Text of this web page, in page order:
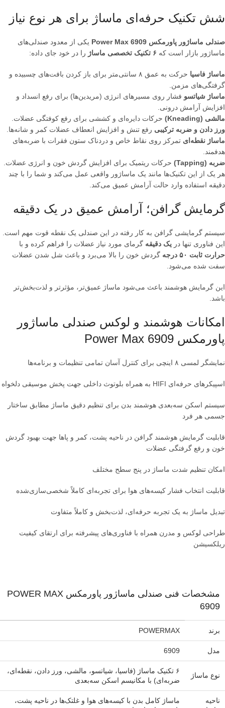
شش تکنیک حرفه‌ای ماساژ برای هر نوع نیاز
صندلی ماساژور پاورمکس Power Max 6909
یکی از معدود صندلی‌های
ماساژور بازار است که ۶ تکنیک تخصصی ماساژ را در خود جای داده:
ماساژ فاسیا
حرکت به عمق ۸ سانتی‌متر برای باز کردن بافت‌های چسبیده و
گرفتگی‌های مزمن.
ماساژ شیاتسو فشار روی مسیرهای انرژی (مریدین‌ها) برای رفع انسداد و
افزایش آرامش درونی.
مالشی (Kneading)
حرکات دایره‌ای و کششی برای رفع کوفتگی عضلات.
ورز دادن و ضربه ترکیبی رفع تنش و افزایش انعطاف عضلات کمر و شانه‌ها.
ماساژ نقطه‌ای تمرکز روی نقاط خاص و دردناک ستون فقرات با ضربه‌های
هدفمند.
ضربه (Tapping)
حرکات ریتمیک برای افزایش گردش خون و انرژی عضلات.
هر یک از این تکنیک‌ها مانند یک ماساژور واقعی عمل می‌کند و شما را با چند
دقیقه استفاده وارد حالت آرامش عمیق می‌کند.
گرمایش گرافن؛ آرامش عمیق در یک دقیقه
سیستم گرمایشی گرافن به کار رفته در این صندلی یک نقطه قوت مهم است.
این فناوری تنها در یک دقیقه گرمای مورد نیاز عضلات را فراهم کرده و با
حرارت ثابت ۵۰ درجه
گردش خون را بالا می‌برد و باعث شل شدن عضلات
سفت شده می‌شود.
این گرمایش هوشمند باعث می‌شود ماساژ عمیق‌تر، مؤثرتر و لذت‌بخش‌تر
باشد.
امکانات هوشمند و لوکس صندلی ماساژور
پاورمکس Power Max 6909
نمایشگر لمسی ۸ اینچی برای کنترل آسان تمامی تنظیمات و برنامه‌ها
اسپیکرهای حرفه‌ای HIFI به همراه بلوتوث داخلی جهت پخش موسیقی دلخواه
سیستم اسکن سه‌بعدی هوشمند بدن برای تنظیم دقیق ماساژ مطابق ساختار
جسمی هر فرد
قابلیت گرمایش هوشمند گرافن در ناحیه پشت، کمر و پاها جهت بهبود گردش
خون و رفع گرفتگی عضلات
امکان تنظیم شدت ماساژ در پنج سطح مختلف
قابلیت انتخاب فشار کیسه‌های هوا برای تجربه‌ای کاملاً شخصی‌سازی‌شده
تبدیل ماساژ به یک تجربه حرفه‌ای، لذت‌بخش و کاملاً متفاوت
طراحی لوکس و مدرن همراه با فناوری‌های پیشرفته برای ارتقای کیفیت
ریلکسیشن
مشخصات فنی صندلی ماساژور پاورمکس POWER MAX
6909
برند POWERMAX
مدل 6909
نوع ماساژ
۶ تکنیک ماساژ (فاسیا، شیاتسو، مالشی، ورز دادن، نقطه‌ای،
ضربه‌ای) با مکانیسم اسکن سه‌بعدی
ناحیه
ماساژ کامل بدن با کیسه‌های هوا و غلتک‌ها در ناحیه پشت،